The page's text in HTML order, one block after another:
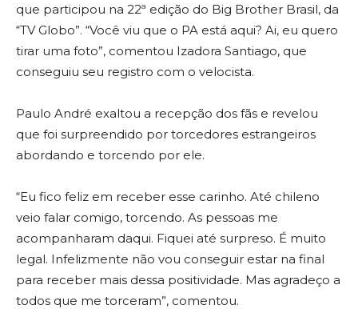
que participou na 22ª edição do Big Brother Brasil, da
“TV Globo”. “Você viu que o PA está aqui? Ai, eu quero
tirar uma foto”, comentou Izadora Santiago, que
conseguiu seu registro com o velocista.
Paulo André exaltou a recepção dos fãs e revelou
que foi surpreendido por torcedores estrangeiros
abordando e torcendo por ele.
“Eu fico feliz em receber esse carinho. Até chileno
veio falar comigo, torcendo. As pessoas me
acompanharam daqui. Fiquei até surpreso. É muito
legal. Infelizmente não vou conseguir estar na final
para receber mais dessa positividade. Mas agradeço a
todos que me torceram”, comentou.